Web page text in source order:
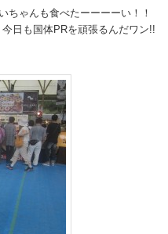
ゃんも食べたーーーーい！！
日も国体PRを頑張るんだワン!!